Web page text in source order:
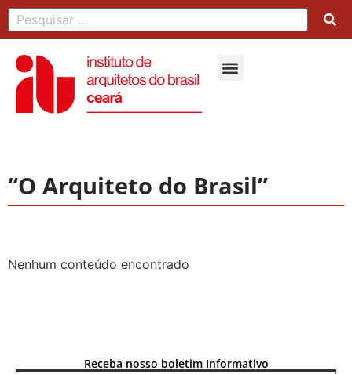
“O Arquiteto do Brasil”
Nenhum conteúdo encontrado
Receba nosso boletim Informativo